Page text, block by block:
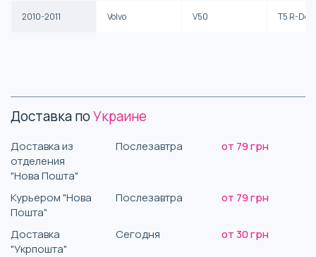
2010-2011 Volvo V50 T5 R-
Доставка поУкраине
Доставка из
отделения
"Нова Пошта"
Послезавтра от 79 грн
Курьером "Нова
Пошта"
Послезавтра от 79 грн
Доставка
"Укрпошта"
Сегодня от 30 грн